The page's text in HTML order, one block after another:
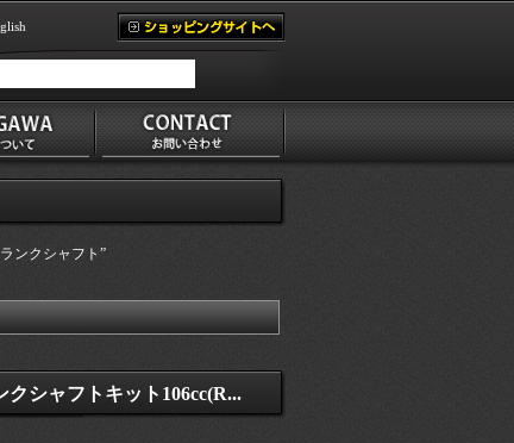
ンクシャフト”
シャフトキット106cc(R...